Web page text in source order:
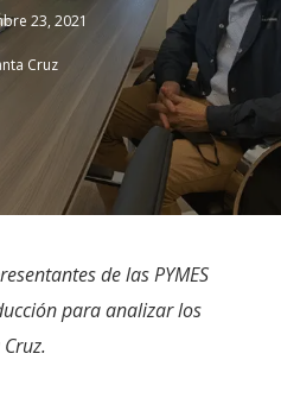
23, 2021
Cruz
de las PYMES
para analizar los